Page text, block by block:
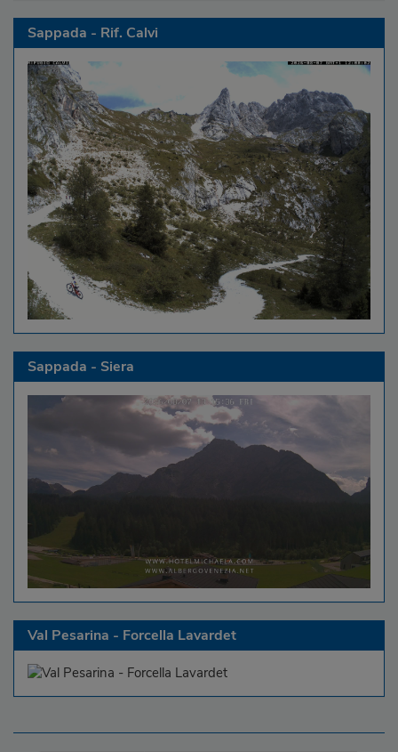
Sappada - Rif. Calvi
Sappada - Siera
Val Pesarina - Forcella Lavardet